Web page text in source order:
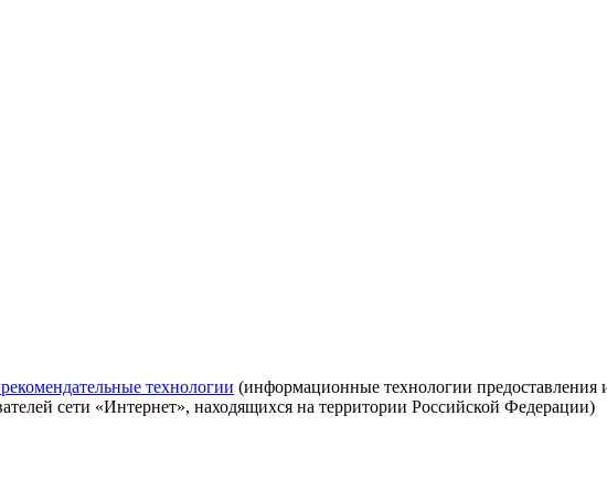
технологии (информационные технологии предоставления
сети «Интернет», находящихся на территории Российской Федерации)